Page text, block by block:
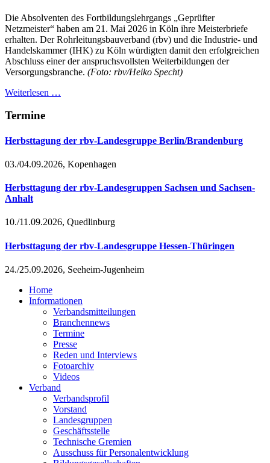
Die Absolventen des Fortbildungslehrgangs „Geprüfter
Netzmeister“ haben am 21. Mai 2026 in Köln ihre Meisterbriefe
erhalten. Der Rohrleitungsbauverband (rbv) und die Industrie- und
Handelskammer (IHK) zu Köln würdigten damit den erfolgreichen
Abschluss einer der anspruchsvollsten Weiterbildungen der
Versorgungsbranche. (Foto: rbv/Heiko Specht)
Weiterlesen …
Termine
Herbsttagung der rbv-Landesgruppe Berlin/Brandenburg
03./04.09.2026, Kopenhagen
Herbsttagung der rbv-Landesgruppen Sachsen und Sachsen-
Anhalt
10./11.09.2026, Quedlinburg
Herbsttagung der rbv-Landesgruppe Hessen-Thüringen
24./25.09.2026, Seeheim-Jugenheim
Home
Informationen
Verbandsmitteilungen
Branchennews
Termine
Presse
Reden und Interviews
Fotoarchiv
Videos
Verband
Verbandsprofil
Vorstand
Landesgruppen
Geschäftsstelle
Technische Gremien
Ausschuss für Personalentwicklung